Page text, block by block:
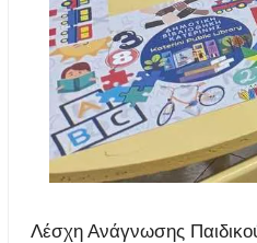
Λέσχη Ανάγνωσης